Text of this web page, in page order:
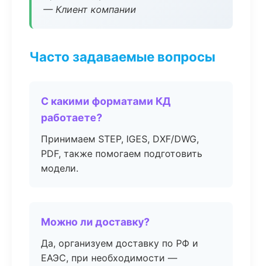
— Клиент компании
Часто задаваемые вопросы
С какими форматами КД
работаете?
Принимаем STEP, IGES, DXF/DWG,
PDF, также помогаем подготовить
модели.
Можно ли доставку?
Да, организуем доставку по РФ и
ЕАЭС, при необходимости —